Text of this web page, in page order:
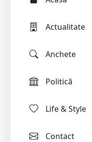
Actualitate
Anchete
Politică
Life & Style
Contact